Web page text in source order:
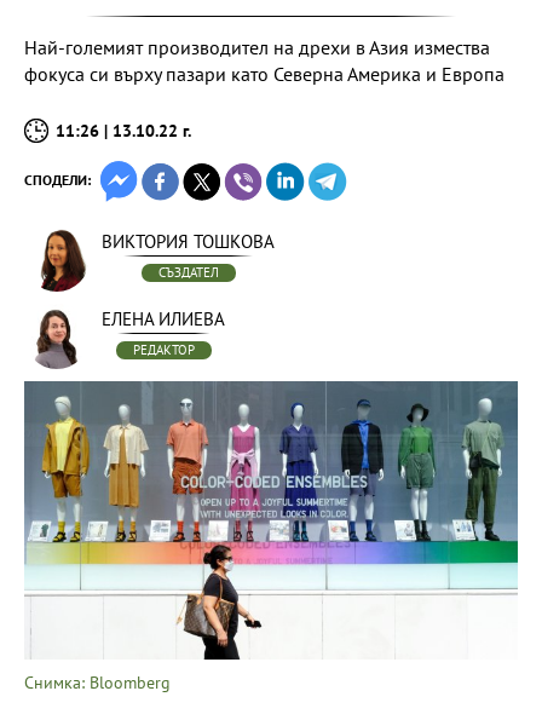
Най-големият производител на дрехи в Азия измества
фокуса си върху пазари като Северна Америка и Европа
11:26 | 13.10.22 г.
СПОДЕЛИ:
ВИКТОРИЯ ТОШКОВА
СЪЗДАТЕЛ
ЕЛЕНА ИЛИЕВА
РЕДАКТОР
Снимка: Bloomberg